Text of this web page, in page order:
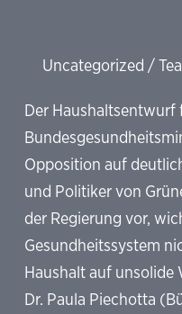
Uncategorized /
Der Haushaltsentwurf
Opposition auf
und Politiker von
der Regierung vor,
Gesundheitssystem
Haushalt auf unsolide
Dr. Paula Piechotta